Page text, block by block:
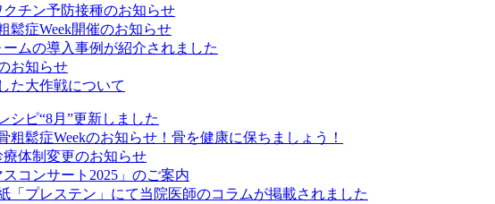
チン予防接種のお知らせ
鬆症Week開催のお知らせ
ムの導入事例が紹介されました
お知らせ
た大作戦について
シピ“8月”更新しました
粗鬆症Weekのお知らせ！骨を健康に保ちましょう！
体制変更のお知らせ
スコンサート2025」のご案内
「プレステン」にて当院医師のコラムが掲載されました